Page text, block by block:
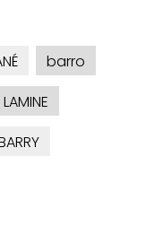
barro
LAMINE